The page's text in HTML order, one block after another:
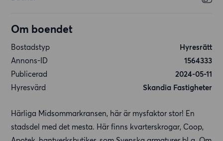
Om boendet
Bostadstyp
Hyresrätt
Annons-ID
1564333
Publicerad
2024-05-11
Hyresvärd
Skandia Fastigheter
Härliga Midsommarkransen, här är mysfaktor stor! En
stadsdel med det mesta. Här finns kvarterskrogar, Coop,